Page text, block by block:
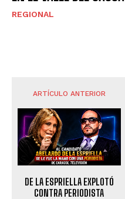
REGIONAL
ARTÍCULO ANTERIOR
DE LA ESPRIELLA EXPLOTÓ
CONTRA PERIODISTA